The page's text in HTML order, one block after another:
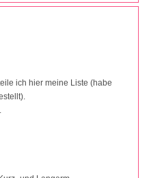
ich hier meine Liste (habe